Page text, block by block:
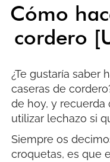
Cómo
cordero
¿Te gustaría saber
caseras de
de hoy, y
utilizar lechazo si
Siempre os
croquetas, es que